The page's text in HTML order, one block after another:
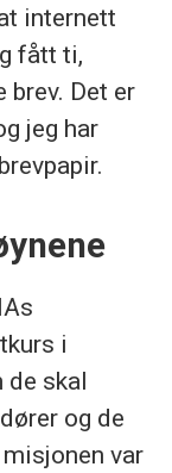
internett
fått ti,
brev. Det er
jeg har
i
de skal
og de
var